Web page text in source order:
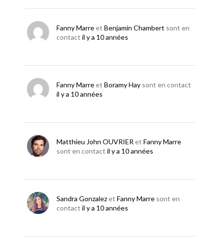
Fanny Marreet Benjamin Chambert sont en
contact il y a 10 années
Fanny Marreet Boramy Hay sont en contact
il y a 10 années
Matthieu John OUVRIER et Fanny Marre
sont en contact il y a 10 années
Sandra Gonzalezet Fanny Marre sont en
contact il y a 10 années